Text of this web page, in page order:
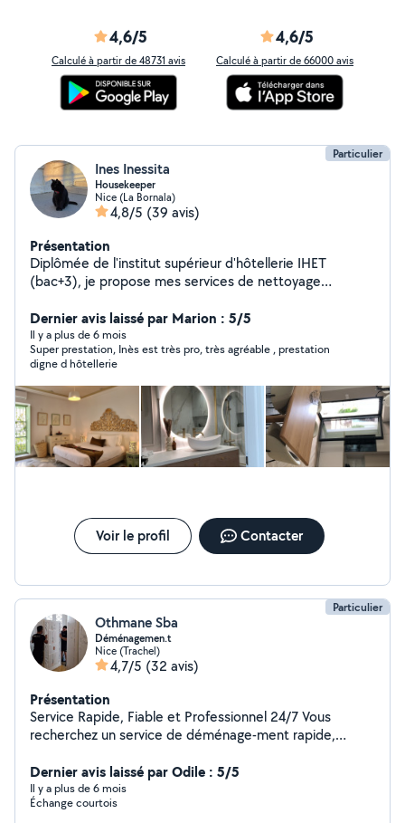
4,6/5
Calculé à partir de 48731 avis
4,6/5
Calculé à partir de 66000 avis
Particulier
Ines Inessita
Housekeeper
Nice (La Bornala)
4,8/5 (39 avis)
Présentation
Diplômée de l'institut supérieur d'hôtellerie IHET
(bac+3), je propose mes services de nettoyage
Excellente expérience dans le service hôtelier VIP (
Palais présidentiel Tunisien, famille royale au Qatar et
plusieurs personnages célèbres). Je parle arabe anglais
français (October to mars ) basse/low saison (Avril to
septembre ) high/haute saison Thank you
Dernier avis laissé par Marion : 5/5
Il y a plus de 6 mois
Super prestation, Inès est très pro, très agréable , prestation
digne d hôtellerie
Voir le profil Contacter
Particulier
Othmane Sba
Déménagemen.t
Nice (Trachel)
4,7/5 (32 avis)
Présentation
Service Rapide, Fiable et Professionnel 24/7 Vous
recherchez un service de déménage-ment rapide,
fériés ? Faites confiance à notre équipe de déménag
eurs professionnels pour un service clé en main, sans
stress et sans effort.
Dernier avis laissé par Odile : 5/5
Il y a plus de 6 mois
Échange courtois